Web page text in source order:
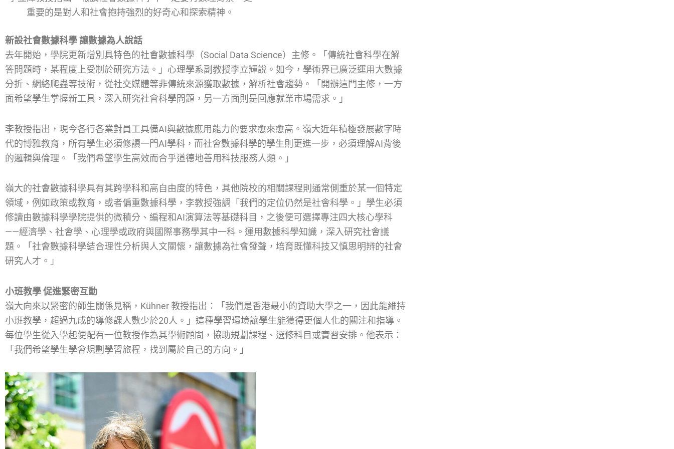
重要的是對人和社會抱持強烈的好奇心和探索精神。
新設社會數據科學 讓數據為人說話
去年開始，學院更新增別具特色的社會數據科學（Social Data Science）主修。「傳統社會科學在解
答問題時，某程度上受制於研究方法。」心理學系副教授李立輝說。如今，學術界已廣泛運用大數據
分折、網絡爬蟲等技術，從社交媒體等非傳統來源獲取數據，解析社會趨勢。「開辦這門主修，一方
面希望學生掌握新工具，深入研究社會科學問題，另一方面則是回應就業市場需求。」
李教授指出，現今各行各業對員工具備AI與數據應用能力的要求愈來愈高。嶺大近年積極發展數字時
代的博雅教育，所有學生必須修讀一門AI學科，而社會數據科學的學生則更進一步，必須理解AI背後
的邏輯與倫理。「我們希望學生高效而合乎道德地善用科技服務人類。」
嶺大的社會數據科學具有其跨學科和高自由度的特色，其他院校的相關課程則通常側重於某一個特定
領域，例如政策或教育，或者偏重數據科學，李教授強調「我們的定位仍然是社會科學。」學生必須
修讀由數據科學學院提供的微積分、編程和AI演算法等基礎科目，之後便可選擇專注四大核心學科
——經濟學、社會學、心理學或政府與國際事務學其中一科。運用數據科學知識，深入研究社會議
題。「社會數據科學結合理性分析與人文關懷，讓數據為社會發聲，培育既懂科技又慎思明辨的社會
研究人才。」
小班教學 促進緊密互動
嶺大向來以緊密的師生關係見稱，Kühner 教授指出：「我們是香港最小的資助大學之一，因此能維持
小班教學，超過九成的導修課人數少於20人。」這種學習環境讓學生能獲得更個人化的關注和指導。
每位學生從入學起便配有一位教授作為其學術顧問，協助規劃課程、選修科目或實習安排。他表示：
「我們希望學生學會規劃學習旅程，找到屬於自己的方向。」